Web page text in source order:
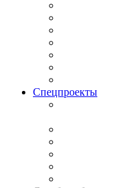
Спецпроекты